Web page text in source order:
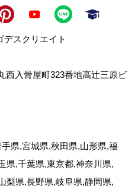
デスクリエイト
西入骨屋町323番地高辻三原ビ
県,宮城県,秋田県,山形県,福
県,千葉県,東京都,神奈川県,
梨県,長野県,岐阜県,静岡県,